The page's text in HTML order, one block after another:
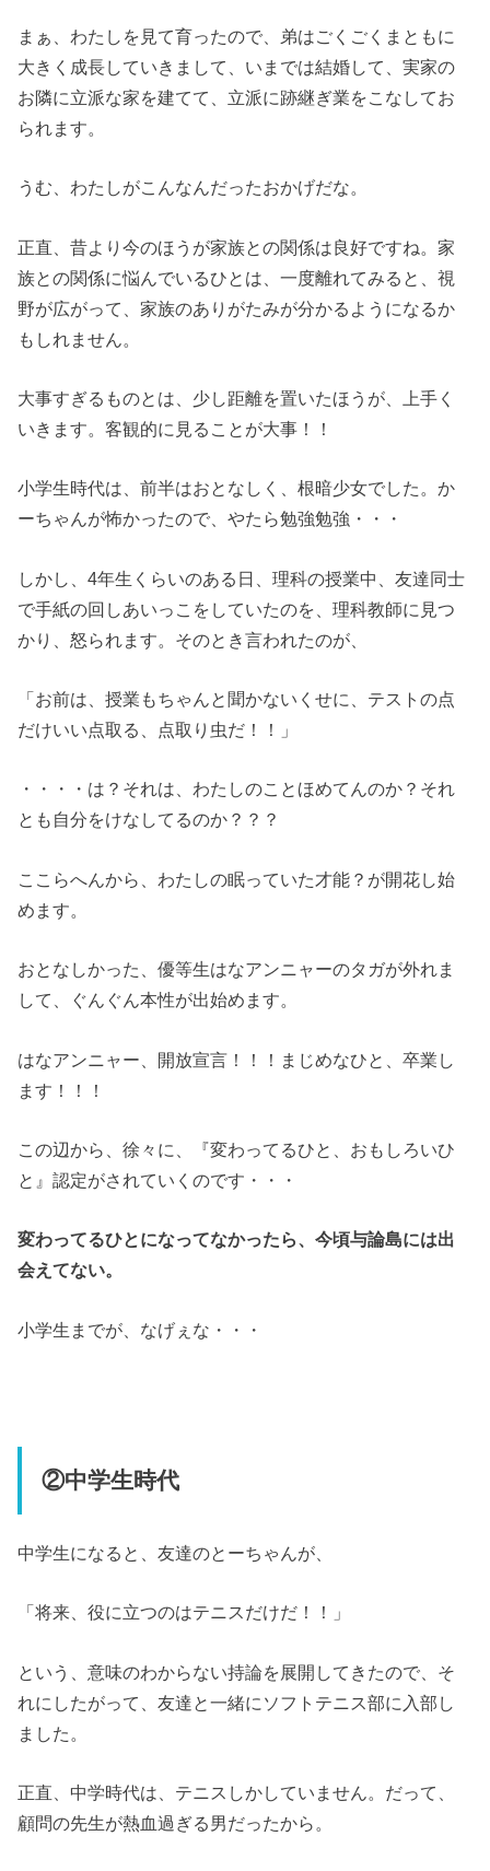
まぁ、わたしを見て育ったので、弟はごくごくまともに
大きく成長していきまして、いまでは結婚して、実家の
お隣に立派な家を建てて、立派に跡継ぎ業をこなしてお
られます。
うむ、わたしがこんなんだったおかげだな。
正直、昔より今のほうが家族との関係は良好ですね。家
族との関係に悩んでいるひとは、一度離れてみると、視
野が広がって、家族のありがたみが分かるようになるか
もしれません。
大事すぎるものとは、少し距離を置いたほうが、上手く
いきます。客観的に見ることが大事！！
小学生時代は、前半はおとなしく、根暗少女でした。か
ーちゃんが怖かったので、やたら勉強勉強・・・
しかし、4年生くらいのある日、理科の授業中、友達同士
で手紙の回しあいっこをしていたのを、理科教師に見つ
かり、怒られます。そのとき言われたのが、
「お前は、授業もちゃんと聞かないくせに、テストの点
だけいい点取る、点取り虫だ！！」
・・・・は？それは、わたしのことほめてんのか？それ
とも自分をけなしてるのか？？？
ここらへんから、わたしの眠っていた才能？が開花し始
めます。
おとなしかった、優等生はなアンニャーのタガが外れま
して、ぐんぐん本性が出始めます。
はなアンニャー、開放宣言！！！まじめなひと、卒業し
ます！！！
この辺から、徐々に、『変わってるひと、おもしろいひ
と』認定がされていくのです・・・
変わってるひとになってなかったら、今頃与論島には出
会えてない。
小学生までが、なげぇな・・・
②中学生時代
中学生になると、友達のとーちゃんが、
「将来、役に立つのはテニスだけだ！！」
という、意味のわからない持論を展開してきたので、そ
れにしたがって、友達と一緒にソフトテニス部に入部し
ました。
正直、中学時代は、テニスしかしていません。だって、
顧問の先生が熱血過ぎる男だったから。